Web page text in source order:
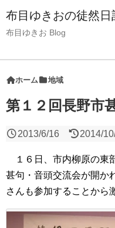
布目ゆきおの徒然日
布目ゆきお Blog
ホーム 地域
第１２回長野市
2013/6/16 2014/
１６日、市内柳原の東
甚句・音頭交流会が開か
さんも参加することから